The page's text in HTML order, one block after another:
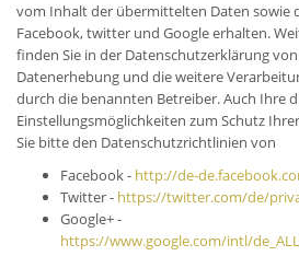
vom Inhalt der übermittelten Daten sowie
Facebook, twitter und Google erhalten.
finden Sie in der Datenschutzerklärung
Datenerhebung und die weitere
durch die benannten Betreiber. Auch Ihre
Einstellungsmöglichkeiten zum Schutz
Sie bitte den Datenschutzrichtlinien von
Facebook - http://de-
Twitter - https://twitter.com/de/
Google+ -
https://www.google.com/intl/